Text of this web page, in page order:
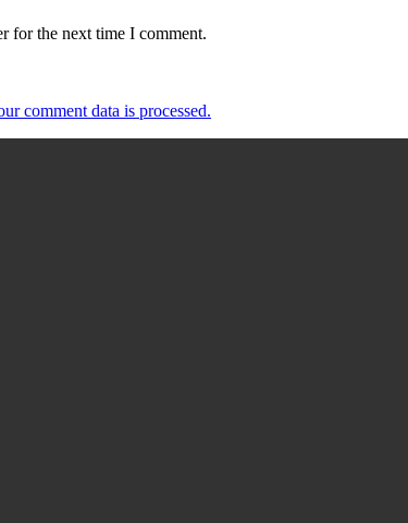
for the next time I comment.
comment data is processed.